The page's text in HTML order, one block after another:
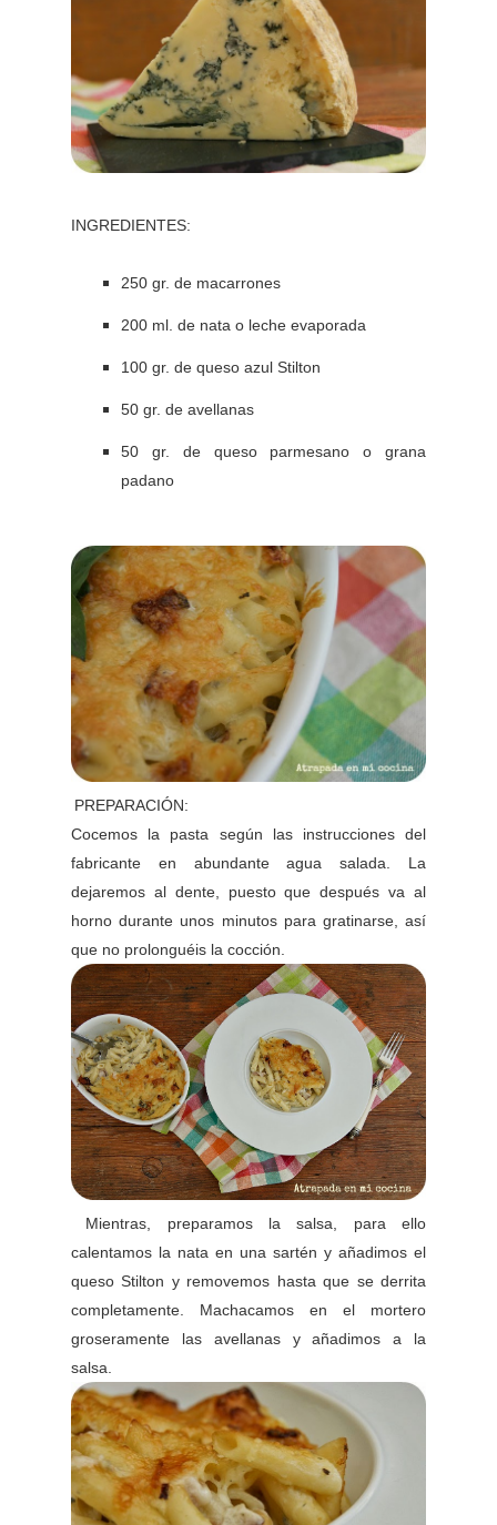
INGREDIENTES:
250 gr. de macarrones
200 ml. de nata o leche evaporada
100 gr. de queso azul Stilton
50 gr. de avellanas
50 gr. de queso parmesano o grana
padano
PREPARACIÓN:
Cocemos la pasta según las instrucciones del
fabricante en abundante agua salada. La
dejaremos al dente, puesto que después va al
horno durante unos minutos para gratinarse, así
que no prolonguéis la cocción.
Mientras, preparamos la salsa, para ello
calentamos la nata en una sartén y añadimos el
queso Stilton y removemos hasta que se derrita
completamente. Machacamos en el mortero
groseramente las avellanas y añadimos a la
salsa.